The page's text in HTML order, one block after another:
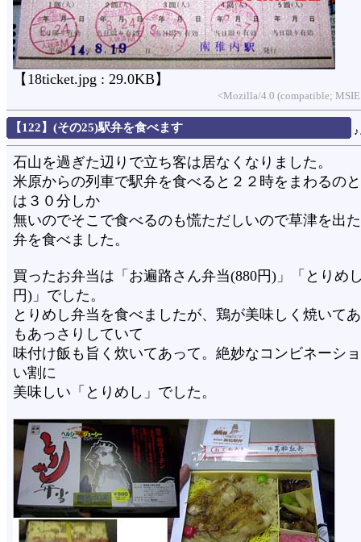
【18ticket.jpg : 29.0KB】
<Mozilla/4.0 (compatible;
【122】(その25)駅弁を食べます
石山を過ぎた辺りで立ち客は居なくなりました。
米原からの列車で駅弁を食べると２２時をまわるの
は３０分しか
無いのでそこで食べるのも慌ただしいので草津を出
弁を食べました。
買ったお弁当は「お遍路さん弁当(880円)」「とりめ
円)」でした。
とりめし弁当を食べましたが、鶏が美味しく焼いて
もあっさりしていて
味付け飯も旨く炊いてあって。絶妙なコンビネーシ
い割に
美味しい「とりめし」でした。